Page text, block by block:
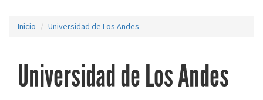
Inicio Universidad de Los Andes
Universidad de Los Andes